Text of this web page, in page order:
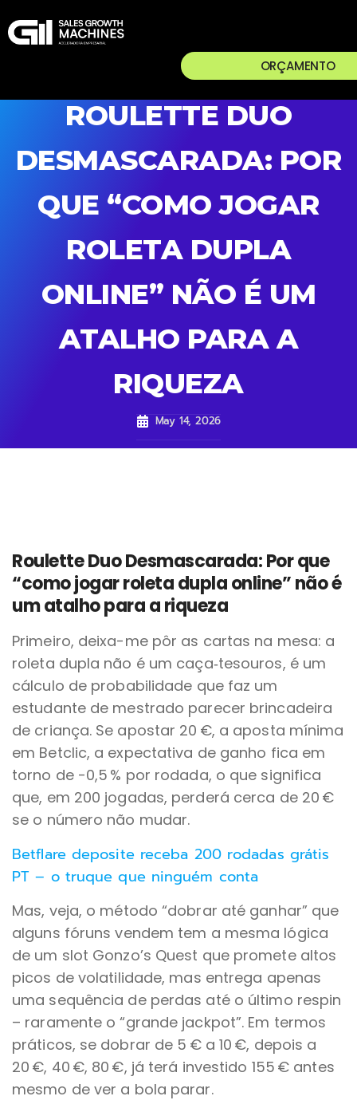
ORÇAMENTO
ROULETTE DUO
DESMASCARADA: POR
QUE “COMO JOGAR
ROLETA DUPLA
ONLINE” NÃO É UM
ATALHO PARA A
RIQUEZA
May 14, 2026
Roulette Duo Desmascarada: Por que
“como jogar roleta dupla online” não é
um atalho para a riqueza
Primeiro, deixa-me pôr as cartas na mesa: a
roleta dupla não é um caça‑tesouros, é um
cálculo de probabilidade que faz um
estudante de mestrado parecer brincadeira
de criança. Se apostar 20 €, a aposta mínima
em Betclic, a expectativa de ganho fica em
torno de -0,5 % por rodada, o que significa
que, em 200 jogadas, perderá cerca de 20 €
se o número não mudar.
Betflare deposite receba 200 rodadas grátis
PT – o truque que ninguém conta
Mas, veja, o método “dobrar até ganhar” que
alguns fóruns vendem tem a mesma lógica
de um slot Gonzo’s Quest que promete altos
picos de volatilidade, mas entrega apenas
uma sequência de perdas até o último respin
– raramente o “grande jackpot”. Em termos
práticos, se dobrar de 5 € a 10 €, depois a
20 €, 40 €, 80 €, já terá investido 155 € antes
mesmo de ver a bola parar.